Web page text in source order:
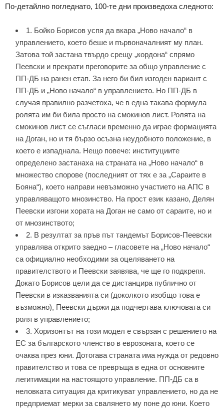
По-детайлно погледнато, 100-те дни произведоха следното:
1. Бойко Борисов успя да вкара „Ново начало“ в
управлението, което беше и първоначалният му план.
Затова той застана твърдо срещу „кордона“ спрямо
Пеевски и прекрати преговорите за общо управление с
ПП-ДБ на ранен етап. За него би бил изгоден вариант с
ПП-ДБ и „Ново начало“ в управлението. Но ПП-ДБ в
случая правилно разчетоха, че в една такава формула
ролята им би била просто на смокинов лист. Ролята на
смокинов лист се съгласи временно да играе формацията
на Доган, но и тя бързо осъзна неудобното положение, в
което е изпаднала. Нещо повече: институциите
определено застанаха на страната на „Ново начало“ в
множество спорове (последният от тях е за „Сараите в
Бояна“), което направи невъзможно участието на АПС в
управляващото мнозинство. На прост език казано, Делян
Пеевски изгони хората на Доган не само от сараите, но и
от мнозинството;
2. В резултат за пръв път тандемът Борисов-Пеевски
управлява открито заедно – гласовете на „Ново начало“
са официално необходими за оцеляването на
правителството и Пеевски заявява, че ще го подкрепя.
Докато Борисов цели да се дистанцира публично от
Пеевски в изказванията си (доколкото изобщо това е
възможно), Пеевски държи да подчертава ключовата си
роля в управлението;
3. Хоризонтът на този модел е свързан с решението на
ЕС за българското членство в еврозоната, което се
очаква през юни. Дотогава страната има нужда от редовно
правителство и това се превръща в една от основните
легитимации на настоящото управление. ПП-ДБ са в
неловката ситуация да критикуват управлението, но да не
предприемат мерки за свалянето му поне до юни. Което